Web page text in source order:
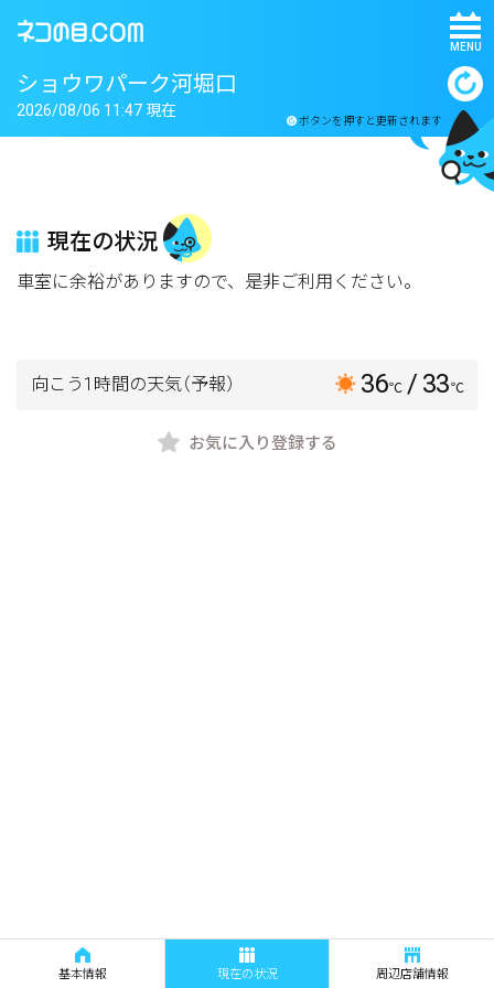
MENU
ショウワパーク河堀口
ボタンを押すと更新されます
2026/08/06 11:47 現在
現在の状況
車室に余裕がありますので、是非ご利用ください。
向こう1時間の天気（予報） 36℃ / 33℃
お気に入り登録する
基本情報 現在の状況 周辺店舗情報